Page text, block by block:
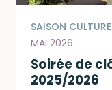
SAISON
MAI 2026
Soirée de
2025/2026